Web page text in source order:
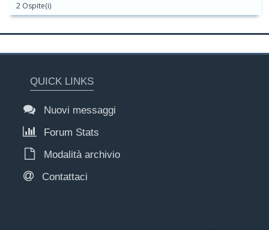
2 Ospite(i)
QUICK LINKS
Nuovi messaggi
Forum Stats
Modalità archivio
Contattaci